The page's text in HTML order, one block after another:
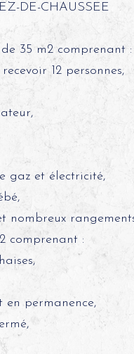
DE-CHAUSSEE
35 m2 comprenant :
12 personnes,
gaz et électricité,
nombreux
comprenant :
en permanence,